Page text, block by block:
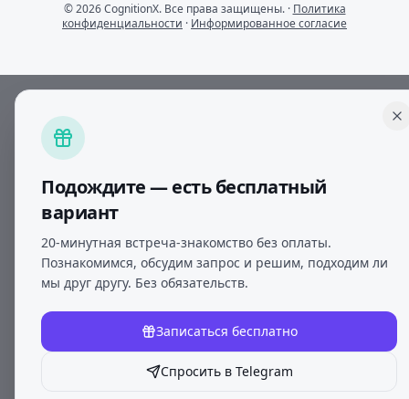
© 2026 CognitionX. Все права защищены. · Политика
конфиденциальности · Информированное согласие
Подождите — есть бесплатный
вариант
20-минутная встреча-знакомство без оплаты.
Познакомимся, обсудим запрос и решим, подходим ли
мы друг другу. Без обязательств.
Записаться бесплатно
Спросить в Telegram